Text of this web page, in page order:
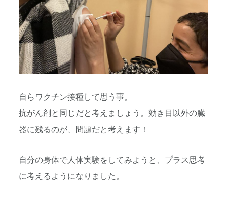
自らワクチン接種して思う事。
抗がん剤と同じだと考えましょう。効き目以外の臓
器に残るのが、問題だと考えます！
自分の身体で人体実験をしてみようと、プラス思考
に考えるようになりました。